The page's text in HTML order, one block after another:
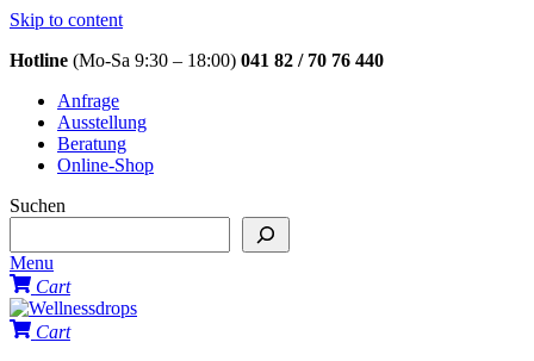
Skip to content
Hotline (Mo-Sa 9:30 – 18:00) 041 82 / 70 76 440
Anfrage
Ausstellung
Beratung
Online-Shop
Suchen
Menu
Cart
Cart